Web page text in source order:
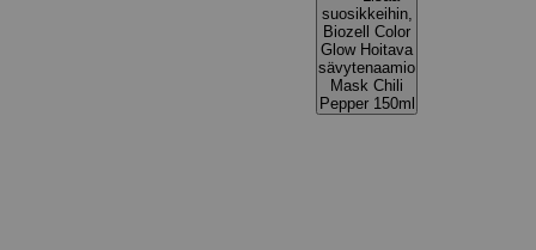
suosikkeihin,
Biozell Color
Glow Hoitava
sävytenaamio
Mask Chili
Pepper 150ml